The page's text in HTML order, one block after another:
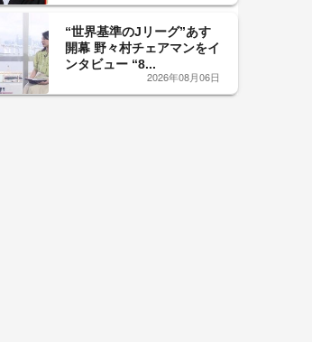
“世界基準のJリーグ”あす
開幕 野々村チェアマンをイ
ンタビュー “8...
2026年08月06日